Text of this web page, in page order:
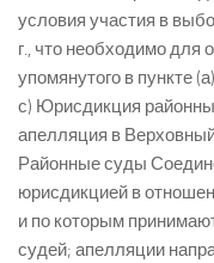
условия участия в
г., что необходимо для
упомянутого в пункте
с) Юрисдикция
апелляция в
Районные суды
юрисдикцией в
и по которым
судей; апелляции